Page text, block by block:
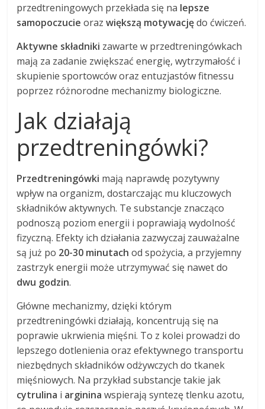
przedtreningowych przekłada się na lepsze
samopoczucie orazwiększą motywacjędo ćwiczeń.
Aktywne składniki zawarte w przedtreningówkach
mają za zadanie zwiększać energię, wytrzymałość i
skupienie sportowców oraz entuzjastów fitnessu
poprzez różnorodne mechanizmy biologiczne.
Jak działają
przedtreningówki?
Przedtreningówki mają naprawdę pozytywny
wpływ na organizm, dostarczając mu kluczowych
składników aktywnych. Te substancje znacząco
podnoszą poziom energii i poprawiają wydolność
fizyczną. Efekty ich działania zazwyczaj zauważalne
są już po 20-30 minutach od spożycia, a przyjemny
zastrzyk energii może utrzymywać się nawet do
dwu godzin.
Główne mechanizmy, dzięki którym
przedtreningówki działają, koncentrują się na
poprawie ukrwienia mięśni. To z kolei prowadzi do
lepszego dotlenienia oraz efektywnego transportu
niezbędnych składników odżywczych do tkanek
mięśniowych. Na przykład substancje takie jak
cytrulina i arginina wspierają syntezę tlenku azotu,